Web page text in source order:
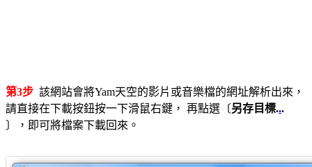
第3步 該網站會將Yam天空的影片或音樂檔的網址解析出來，
請直接在下載按鈕按一下滑鼠右鍵， 再點選〔另存目標...
〕，即可將檔案下載回來。